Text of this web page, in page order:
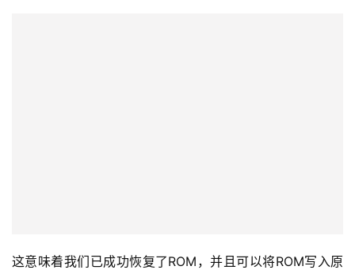
这意味着我们已成功恢复了ROM，并且可以将ROM写入原